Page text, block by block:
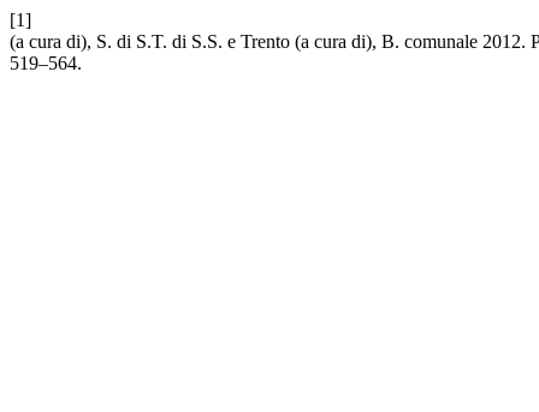
[1]
(a cura di), S. di S.T. di S.S. e Trento (a cura di), B. comunale
519–564.